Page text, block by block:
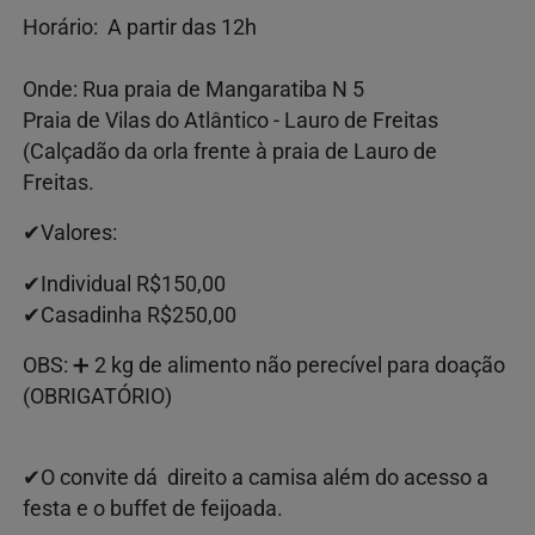
Horário: A partir das 12h
Onde: Rua praia de Mangaratiba N 5
Praia de Vilas do Atlântico - Lauro de Freitas
(Calçadão da orla frente à praia de Lauro de
Freitas.
✔Valores:
✔Individual R$150,00
✔Casadinha R$250,00
OBS: ➕ 2 kg de alimento não perecível para doação
(OBRIGATÓRIO)
✔O convite dá direito a camisa além do acesso a
festa e o buffet de feijoada.